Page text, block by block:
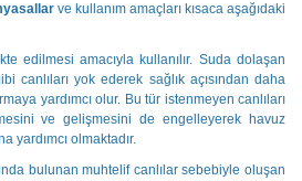
ve kullanım amaçları kısaca aşağıdaki
edilmesi amacıyla kullanılır. Suda dolaşan
canlıları yok ederek sağlık açısından daha
yardımcı olur. Bu tür istenmeyen canlıları
ve gelişmesini de engelleyerek havuz
yardımcı olmaktadır.
bulunan muhtelif canlılar sebebiyle oluşan